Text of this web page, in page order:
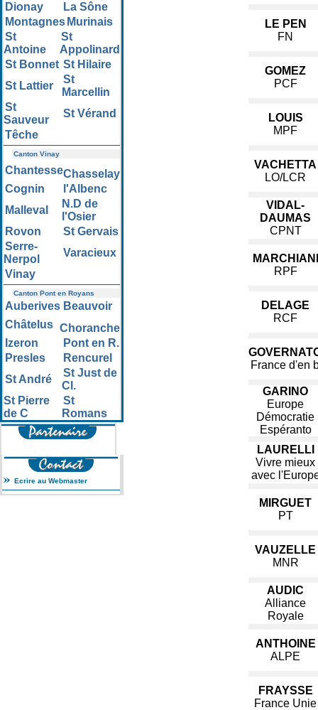
Dionay
La Sône
Montagnes Murinais
St
Antoine
St
Appolinard
St Bonnet St Hilaire
St Lattier
St
Marcellin
St
Sauveur
St Vérand
Têche
Canton Vinay
ChantesseChasselay
Cognin
l'Albenc
Malleval
N.D de
l'Osier
Rovon
St Gervais
Serre-
Nerpol
Varacieux
Vinay
Canton Pont en Royans
Auberives Beauvoir
Châtelus Choranche
Izeron
Pont en R.
Presles
Rencurel
St André
St Just de
Cl.
St Pierre
de C
St
Romans
Ecrire au Webmaster
LE PEN
FN
GOMEZ
PCF
LOUIS
MPF
VACHETTA
LO/LCR
VIDAL-
DAUMAS
CPNT
MARCHIANI
RPF
DELAGE
RCF
France d'en
GARINO
Europe
Démocratie
Espéranto
LAURELLI
Vivre mieux
avec
MIRGUET
PT
VAUZELLE
MNR
AUDIC
Alliance
Royale
ANTHOINE
ALPE
FRAYSSE
France Unie